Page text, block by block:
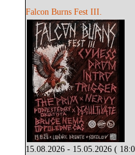
Falcon Burns Fest III.
15.08.2026 - 15.05.2026 (